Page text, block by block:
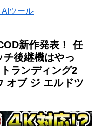
ツール
新作発表！ 任
後継機はやっ
ランディング2
オブ ジ エルドツ